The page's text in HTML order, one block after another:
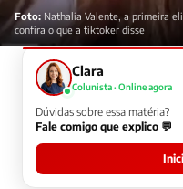
Foto: Nathalia Valente, a primeira
confira o que a tiktoker disse
Clara
Colunista · Online agora
Dúvidas sobre essa matéria?
Fale comigo que explico 💬